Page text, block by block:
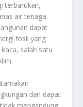
terbarukan,
air tenaga
dapat
fosil yang
salah satu
dan dapat
mengandung